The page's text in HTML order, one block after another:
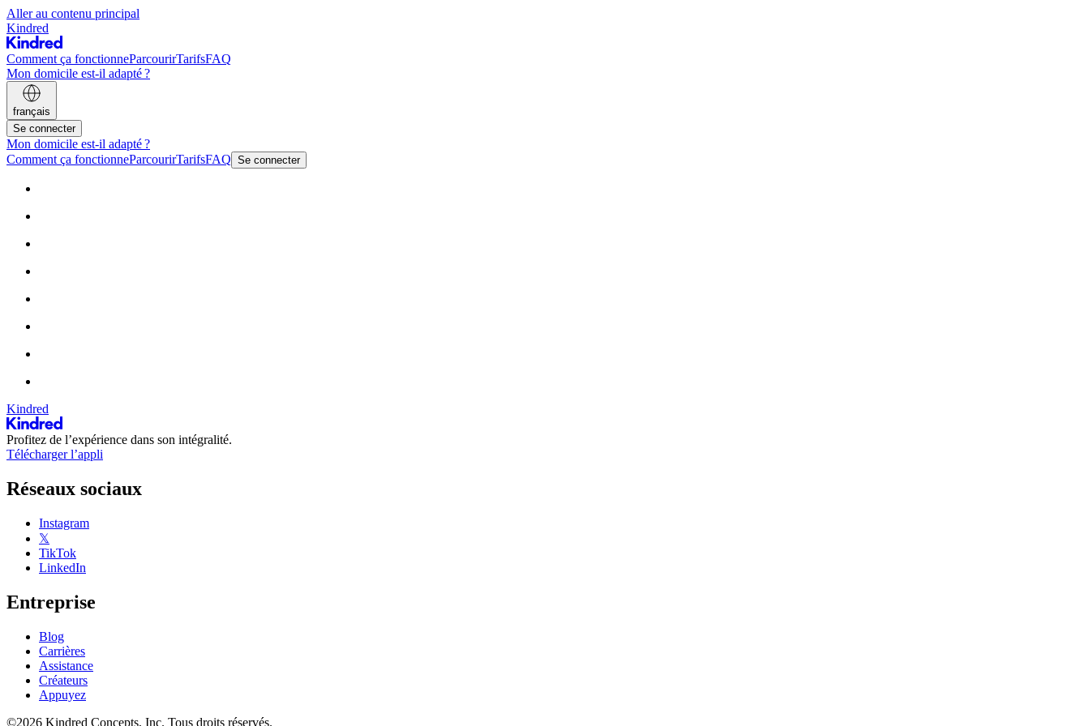
Aller au contenu principal
Kindred
Comment ça fonctionneParcourirTarifsFAQ
Mon domicile est-il adapté ?
français
Se connecter
Mon domicile est-il adapté ?
Comment ça fonctionneParcourirTarifsFAQ Se connecter
Kindred
Profitez de l’expérience dans son intégralité.
Télécharger l’appli
Réseaux sociaux
Instagram
𝕏
TikTok
LinkedIn
Entreprise
Blog
Carrières
Assistance
Créateurs
Appuyez
©2026 Kindred Concepts, Inc. Tous droits réservés.